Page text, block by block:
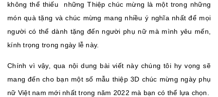
không thể thiếu những Thiệp chúc mừng là một trong những
món quà tặng và chúc mừng mang nhiều ý nghĩa nhất để mọi
người có thể dành tặng đến người phụ nữ mà mình yêu mến,
kính trọng trong ngày lễ này.
Chính vì vậy, qua nội dung bài viết này chúng tôi hy vọng sẽ
mang đến cho bạn một số mẫu thiệp 3D chúc mừng ngày phụ
nữ Việt nam mới nhất trong năm 2022 mà bạn có thể lựa chọn.